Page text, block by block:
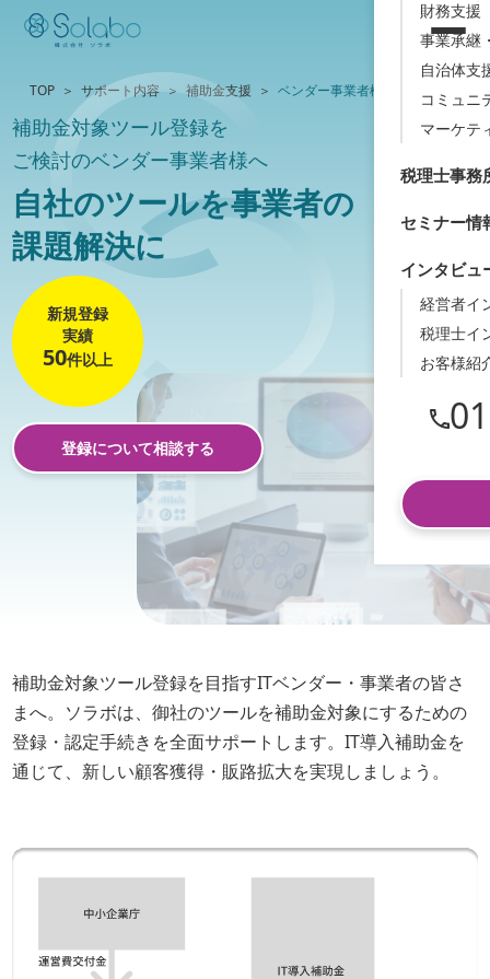
財務支援
事業承継
自治体支
コミュニ
マーケテ
税理士事務
セミナー情
インタビュ
経営者イ
税理士イ
お客様紹
TOP サポート内容 補助金支援 ベンダー事業者様
補助金対象ツール登録を
ご検討のベンダー事業者様へ
自社のツールを事業者の
課題解決に
新規登録
実績
50件以上
登録について相談する
補助金対象ツール登録を目指すITベンダー・事業者の皆さ
まへ。ソラボは、御社のツールを補助金対象にするための
登録・認定手続きを全面サポートします。IT導入補助金を
通じて、新しい顧客獲得・販路拡大を実現しましょう。